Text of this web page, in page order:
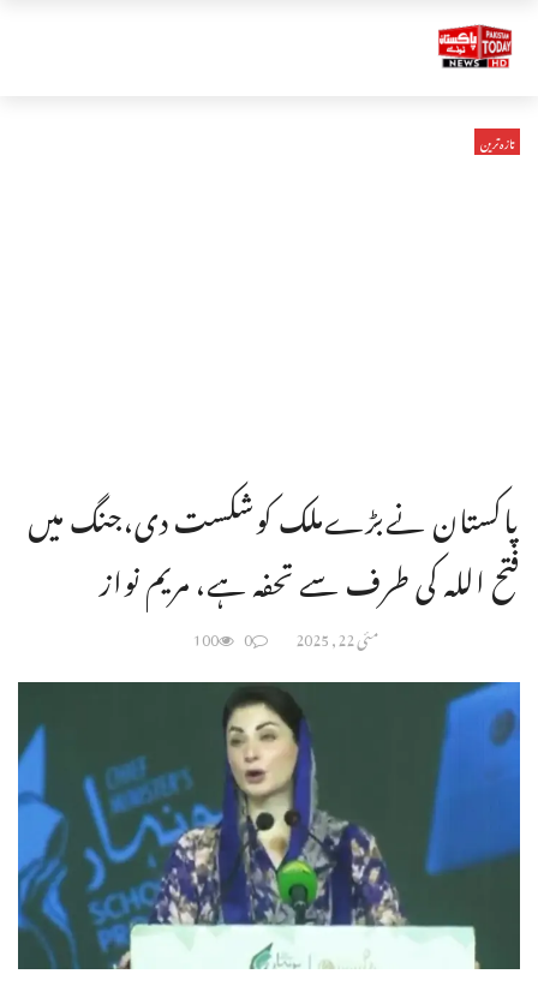
تازہ ترین
پاکستان نےبڑےملک کوشکست دی،جنگ میں
فتح اللہ کی طرف سے تحفہ ہے، مریم نواز
مئی 22, 2025 0
100